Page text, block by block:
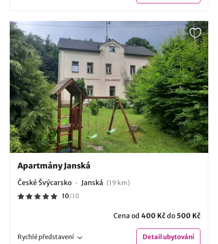
Apartmány Janská
České Švýcarsko Janská (19 km)
10/10
Cena od 400 Kčdo 500 Kč
Rychlépředstavení Detailubytování